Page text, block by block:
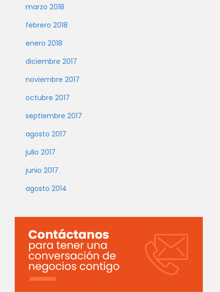
marzo 2018
febrero 2018
enero 2018
diciembre 2017
noviembre 2017
octubre 2017
septiembre 2017
agosto 2017
julio 2017
junio 2017
agosto 2014